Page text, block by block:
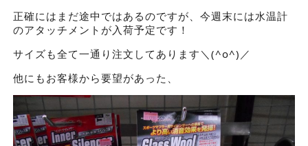
正確にはまだ途中ではあるのですが、今週末には水温計
のアタッチメントが入荷予定です！
サイズも全て一通り注文してあります＼(^o^)／
他にもお客様から要望があった、